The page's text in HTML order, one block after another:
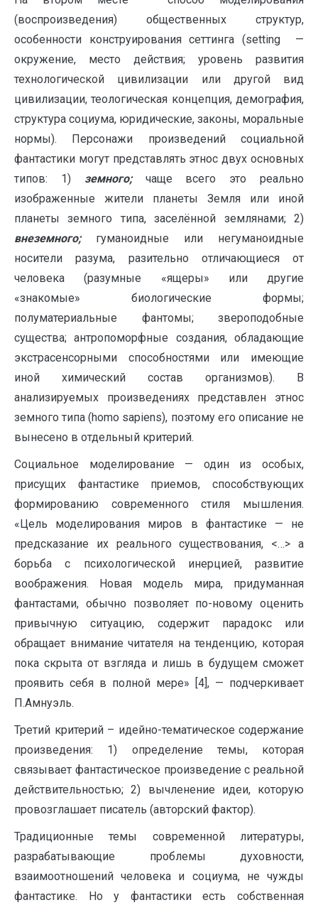
(воспроизведения) общественных структур,
особенности конструирования сеттинга (setting —
окружение, место действия; уровень развития
технологической цивилизации или другой вид
цивилизации, теологическая концепция, демография,
структура социума, юридические, законы, моральные
нормы). Персонажи произведений социальной
фантастики могут представлять этнос двух основных
типов: 1) земного;чаще всего это реально
изображенные жители планеты Земля или иной
планеты земного типа, заселённой землянами; 2)
внеземного;гуманоидные или негуманоидные
носители разума, разительно отличающиеся от
человека (разумные «ящеры» или другие
«знакомые» биологические формы;
полуматериальные фантомы; звероподобные
существа; антропоморфные создания, обладающие
экстрасенсорными способностями или имеющие
иной химический состав организмов). В
анализируемых произведениях представлен этнос
земного типа (homo sapiens), поэтому его описание не
вынесено в отдельный критерий.
Социальное моделирование — один из особых,
присущих фантастике приемов, способствующих
формированию современного стиля мышления.
«Цель моделирования миров в фантастике — не
предсказание их реального существования, <…> а
борьба с психологической инерцией, развитие
воображения. Новая модель мира, придуманная
фантастами, обычно позволяет по-новому оценить
привычную ситуацию, содержит парадокс или
обращает внимание читателя на тенденцию, которая
пока скрыта от взгляда и лишь в будущем сможет
проявить себя в полной мере» [4], — подчеркивает
П.Амнуэль.
Третий критерий – идейно-тематическое содержание
произведения: 1) определение темы, которая
связывает фантастическое произведение с реальной
действительностью; 2) вычленение идеи, которую
провозглашает писатель (авторский фактор).
Традиционные темы современной литературы,
разрабатывающие проблемы духовности,
взаимоотношений человека и социума, не чужды
фантастике. Но у фантастики есть собственная